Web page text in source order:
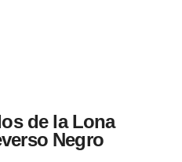
de la Lona
Negro